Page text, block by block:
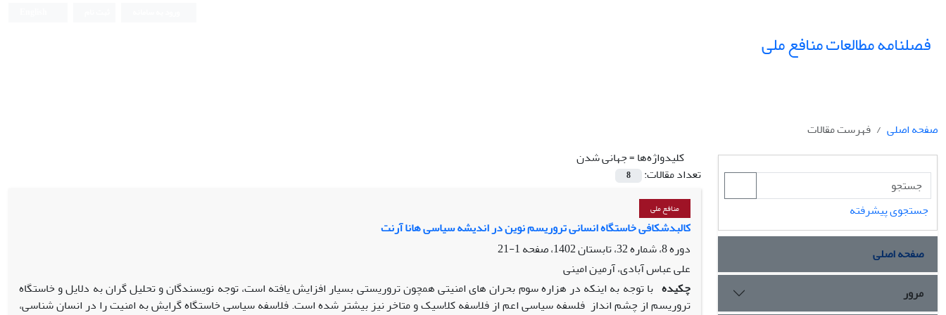
فصلنامه مطالعات منافع ملی
صفحه اصلی
فهرست مقالات
کلیدواژه‌ها =جهانی شدن
تعداد مقالات:
8
منافع ملی
کالبدشکافی خاستگاه انسانی تروریسم نوین در اندیشه سیاسی هانا آرنت
دوره 8، شماره 32، تابستان 1402، صفحه
1-21
علی عباس آبادی، آرمین امینی
چکیده با توجه به اینکه در هزاره سوم بحران های امنیتی همچون تروریستی بسیار افزایش یافته است، توجه نویسندگان و تحلیل گران به دلایل و خاستگاه
تروریسم از چشم انداز فلسفه سیاسی اعم از فلاسفه کلاسیک و متاخر نیز بیشتر شده است. فلاسفه سیاسی خاستگاه گرایش به امنیت را در انسان شناسی،
جستجوی پیشرفته
صفحه اصلی
مرور